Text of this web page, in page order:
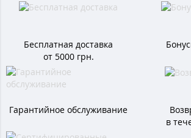
Бесплатная доставка
от 5000 грн.
Гарантийное обслуживание
в